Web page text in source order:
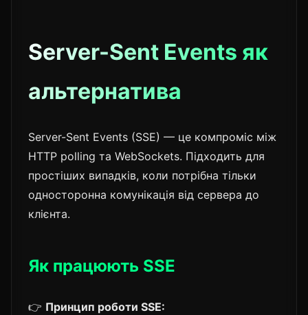
Server-Sent Events як
альтернатива
Server-Sent Events (SSE) — це компроміс між
HTTP polling та WebSockets. Підходить для
простіших випадків, коли потрібна тільки
односторонна комунікація від сервера до
клієнта.
Як працюють SSE
👉 Принцип роботи SSE: